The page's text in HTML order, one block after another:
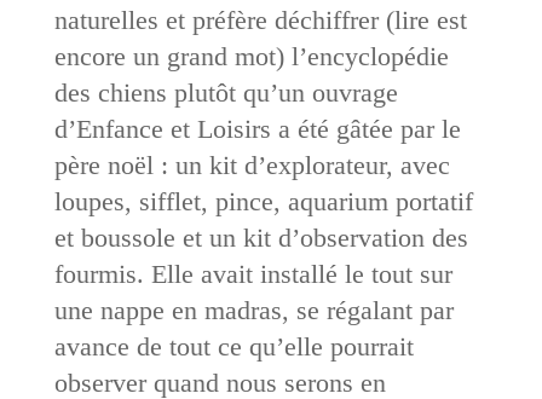
naturelles et préfère déchiffrer (lire est
encore un grand mot) l’encyclopédie
des chiens plutôt qu’un ouvrage
d’Enfance et Loisirs a été gâtée par le
père noël : un kit d’explorateur, avec
loupes, sifflet, pince, aquarium portatif
et boussole et un kit d’observation des
fourmis. Elle avait installé le tout sur
une nappe en madras, se régalant par
avance de tout ce qu’elle pourrait
observer quand nous serons en